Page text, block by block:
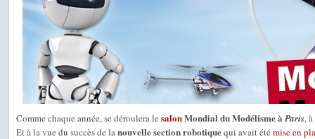
Comme chaque année, se déroulera le salonMondial du Modélisme àParis,
Et à la vue du succès de lanouvelle section robotiquequi avait été mise en